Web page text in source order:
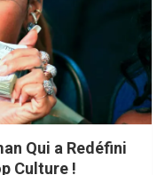
Qui a Redéfini
Culture !